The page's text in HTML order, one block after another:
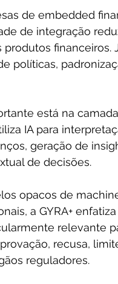
de embedded
de integração
financeiros.
políticas,
está na
IA para
geração de
de decisões.
opacos de
a GYRA+
relevante
recusa,
reguladores.